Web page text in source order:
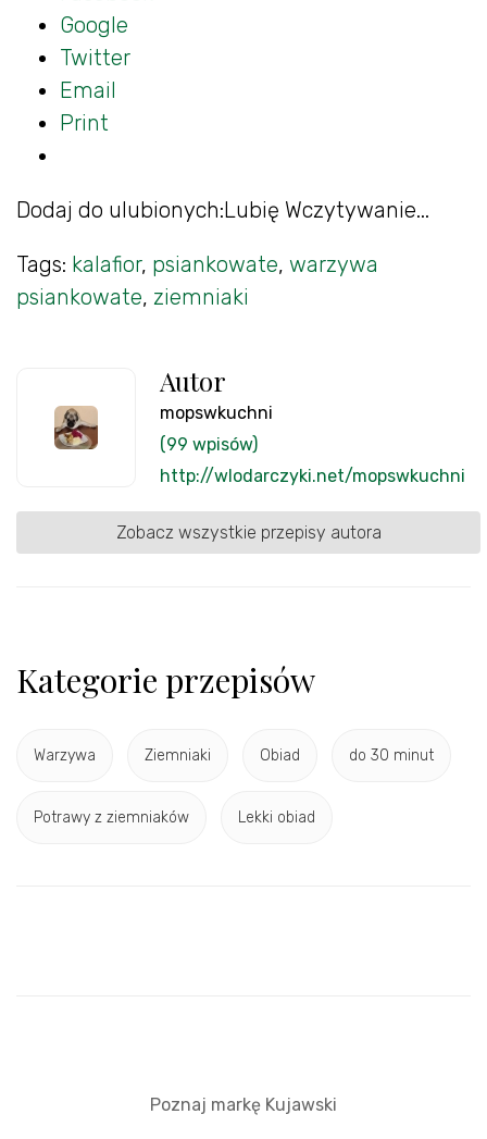
Google
Twitter
Email
Print
Dodaj do ulubionych:Lubię Wczytywanie...
Tags: kalafior, psiankowate, warzywa
psiankowate, ziemniaki
Autor
mopswkuchni
(99 wpisów)
http://wlodarczyki.net/mopswkuchni
Zobacz wszystkie przepisy autora
Kategorie przepisów
Warzywa Ziemniaki Obiad do 30 minut
Potrawy z ziemniaków Lekki obiad
Poznaj markę Kujawski